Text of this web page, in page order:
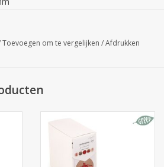
met heel veel leuks. Zeer
seizoensproduct, dus op=op. In
wij contact met u op voor een
Toevoegen om te vergelijken /Afdrukken